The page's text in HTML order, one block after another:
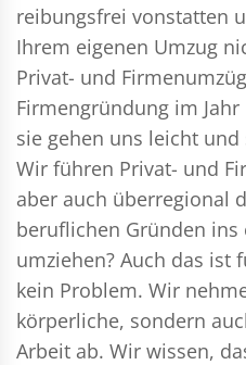
reibungsfrei vonstatten
Ihrem eigenen Umzug
Privat- und
Firmengründung im
sie gehen uns leicht
Wir führen Privat- und
aber auch überregional
beruflichen Gründen ins
umziehen? Auch das ist
kein Problem. Wir
körperliche, sondern
Arbeit ab. Wir wissen,